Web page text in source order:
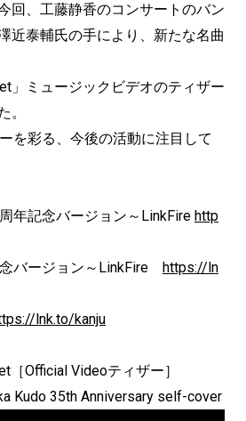
回、工藤静香のコンサートのバン
近泰輔氏の手により、新たな名曲
」ミュージックビデオのティザー
。
を彩る、今後の活動に注目して
年記念バージョン～LinkFire http
バージョン～LinkFire https://ln
lnk.to/kanju
［Official Videoティザー］
Kudo 35th Anniversary self-cover